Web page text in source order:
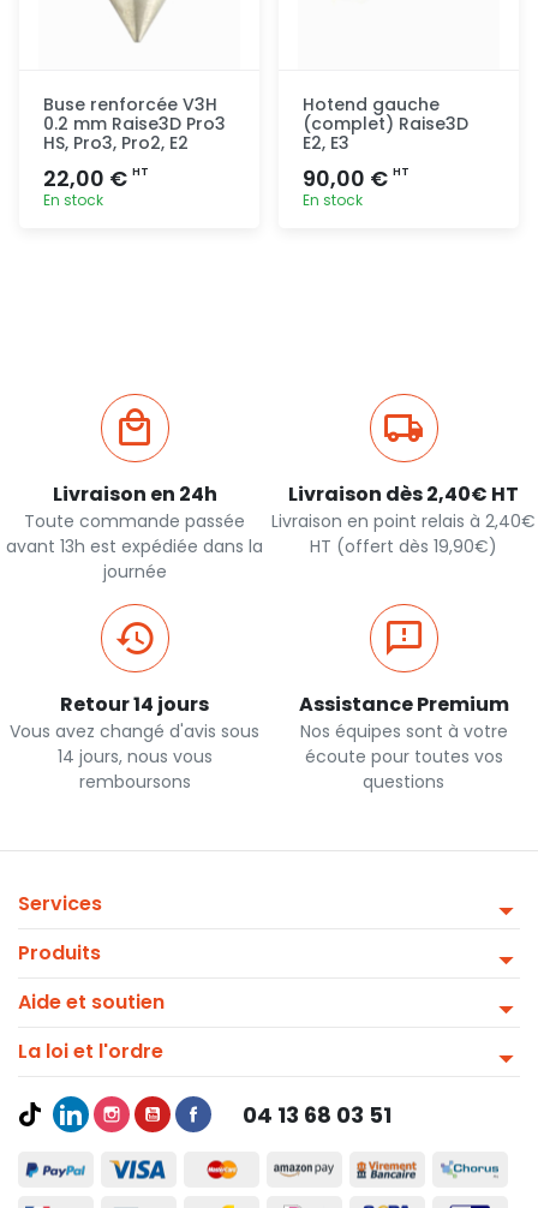
Buse renforcée V3H
0.2 mm Raise3D Pro3
HS, Pro3, Pro2, E2
22,00 € HT
En stock
Hotend gauche
(complet) Raise3D
E2, E3
90,00 € HT
En stock
Livraison en 24h
Toute commande passée
avant 13h est expédiée dans la
journée
Livraison dès 2,40€ HT
Livraison en point relais à 2,40€
HT (offert dès 19,90€)
Retour 14 jours
Vous avez changé d'avis sous
14 jours, nous vous
remboursons
Assistance Premium
Nos équipes sont à votre
écoute pour toutes vos
questions
Services
Produits
Aide et soutien
La loi et l'ordre
04 13 68 03 51